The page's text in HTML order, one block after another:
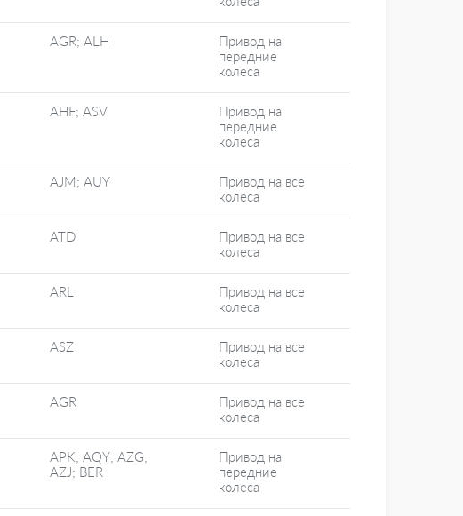
AGR; ALH
Привод на
передние
колеса
AHF; ASV
Привод на
передние
колеса
AJM; AUY
Привод на все
колеса
ATD
Привод на все
колеса
ARL
Привод на все
колеса
ASZ
Привод на все
колеса
AGR
Привод на все
колеса
APK; AQY; AZG;
AZJ; BER
Привод на
передние
колеса